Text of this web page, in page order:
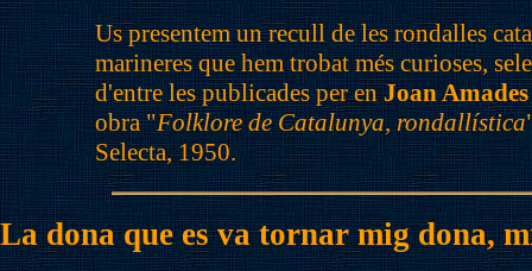
Us presentem un recull de les rondalles
marineres que hem trobat més curioses,
d'entre les publicades per enJoan Amades
obra "Folklore de Catalunya, rondallística
Selecta, 1950.
La dona que es va tornar mig dona,